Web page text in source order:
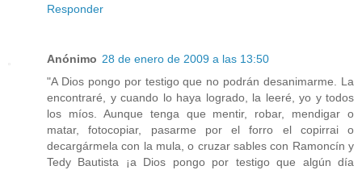
Responder
Anónimo 28 de enero de 2009 a las 13:50
"A Dios pongo por testigo que no podrán desanimarme. La
encontraré, y cuando lo haya logrado, la leeré, yo y todos
los míos. Aunque tenga que mentir, robar, mendigar o
matar, fotocopiar, pasarme por el forro el copirrai o
decargármela con la mula, o cruzar sables con Ramoncín y
Tedy Bautista ¡a Dios pongo por testigo que algún día